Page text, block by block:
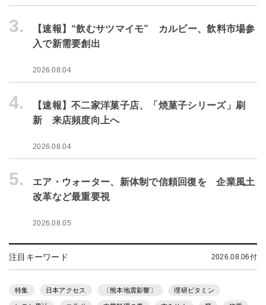
3.
【速報】“飲むサツマイモ” カルビー、飲料市場参
入で新需要創出
2026.08.04
4.
【速報】不二家洋菓子店、「焼菓子シリーズ」刷
新 来店頻度向上へ
2026.08.04
5.
エア・ウォーター、新体制で信頼回復を 企業風土
改革など最重要視
2026.08.05
注目キーワード 2026.08.06付
特集 日本アクセス 〔熊本地震影響〕 理研ビタミン